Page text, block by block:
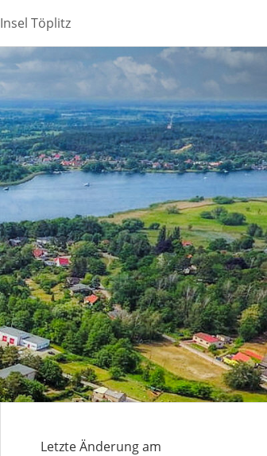
Insel Töplitz
Letzte Änderung am